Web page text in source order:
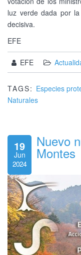
luz verde dada por
decisiva.
EFE
EFE
TAGS: Especies
Naturales
19
Jun
2024
Nuevo
Montes